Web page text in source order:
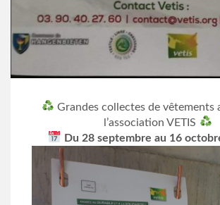
Grandes collectes de vêtements
l’association VETIS
Du 28 septembre au 16